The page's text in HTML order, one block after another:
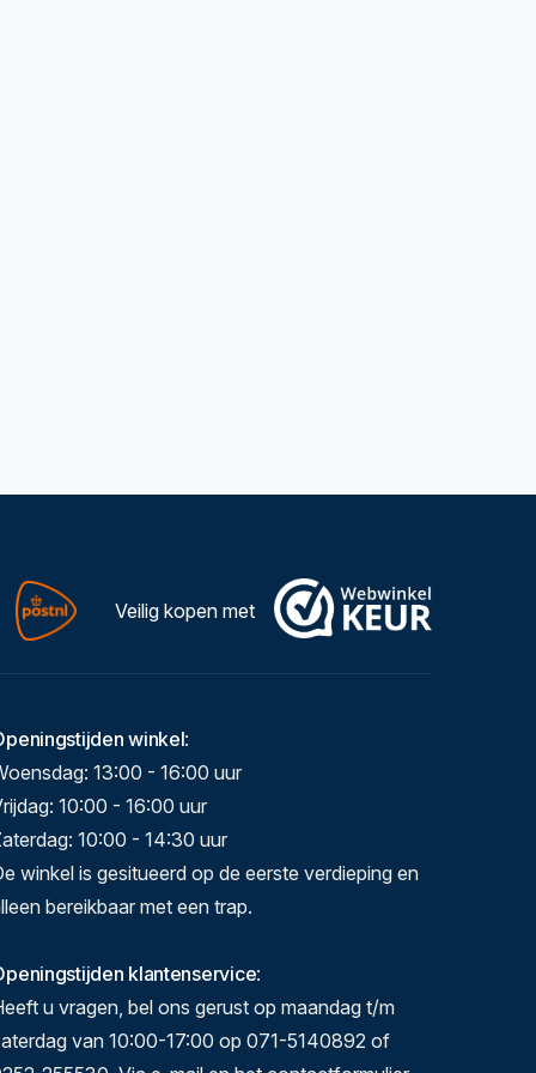
Veilig kopen met
winkel:
13:00 - 16:00 uur
10:00 - 16:00 uur
10:00 - 14:30 uur
winkel is gesitueerd op de eerste verdieping en
bereikbaar met een trap.
klantenservice:
u vragen, bel ons gerust op maandag t/m
van 10:00-17:00 op 071-5140892 of